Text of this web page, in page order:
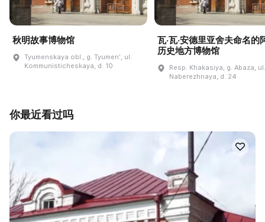
秋明故事博物馆
Tyumenskaya obl., g. Tyumenʹ, ul.
Kommunisticheskaya, d. 10
瓦·瓦·安德里亚舍夫命名的
历史地方博物馆
Resp. Khakasiya, g. Abaza, ul.
Naberezhnaya, d. 24
你最近看过吗